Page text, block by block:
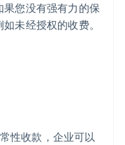
您没有强有力的保
未经授权的收费。
性收款，企业可以